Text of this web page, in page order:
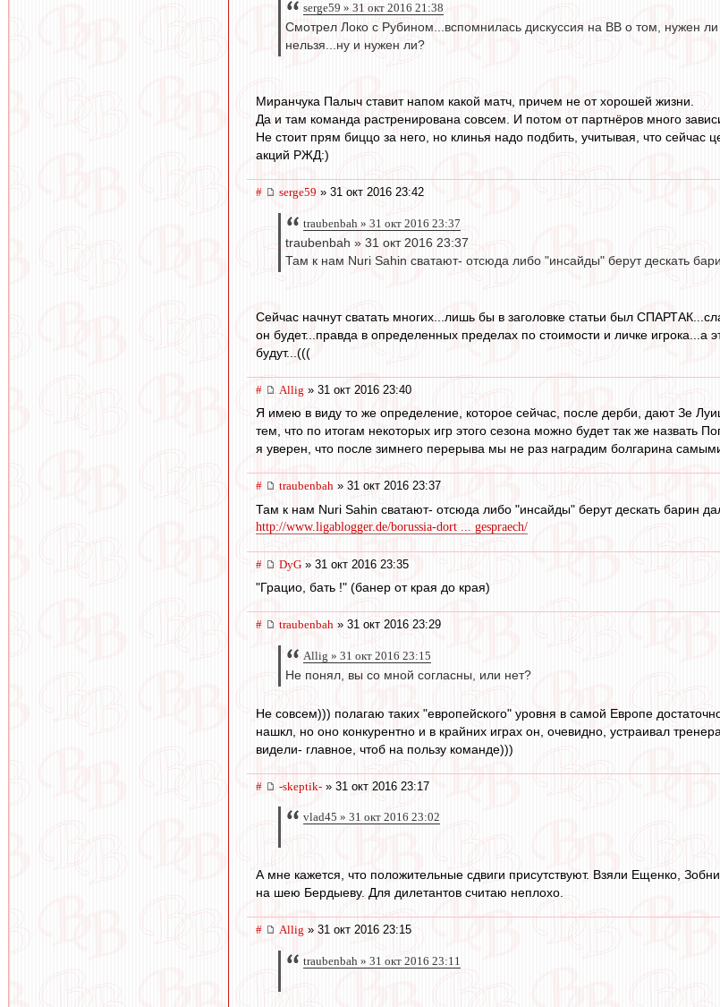
serge59 » 31 окт 2016 21:38
Смотрел Локо с Рубином...вспомнилась дискуссия на ВВ о том, нужен
нельзя...ну и нужен ли?
Миранчука Палыч ставит напом какой матч, причем не от хорошей жизни.
Да и там команда растренирована совсем. И потом от партнёров много
Не стоит прям биццо за него, но клинья надо подбить, учитывая, что
акций РЖД:)
# serge59 » 31 окт 2016 23:42
traubenbah » 31 окт 2016 23:37
traubenbah » 31 окт 2016 23:37
Там к нам Nuri Sahin сватают- отсюда либо "инсайды" берут дескать
Сейчас начнут сватать многих...лишь бы в заголовке статьи был
он будет...правда в определенных пределах по стоимости и личке
будут...(((
# Allig » 31 окт 2016 23:40
Я имею в виду то же определение, которое сейчас, после дерби, дают Зе
тем, что по итогам некоторых игр этого сезона можно будет так же назвать
я уверен, что после зимнего перерыва мы не раз наградим болгарина
# traubenbah » 31 окт 2016 23:37
Там к нам Nuri Sahin сватают- отсюда либо "инсайды" берут дескать барин
http://www.ligablogger.de/borussia-dort ... gespraech/
# DyG » 31 окт 2016 23:35
"Грацио, бать !" (банер от края до края)
# traubenbah » 31 окт 2016 23:29
Allig » 31 окт 2016 23:15
Не понял, вы со мной согласны, или нет?
Не совсем))) полагаю таких "европейского" уровня в самой Европе
нашкл, но оно конкурентно и в крайних играх он, очевидно, устраивал
видели- главное, чтоб на пользу команде)))
# -skeptik- » 31 окт 2016 23:17
vlad45 » 31 окт 2016 23:02
А мне кажется, что положительные сдвиги присутствуют. Взяли Ещенко,
на шею Бердыеву. Для дилетантов считаю неплохо.
# Allig » 31 окт 2016 23:15
traubenbah » 31 окт 2016 23:11